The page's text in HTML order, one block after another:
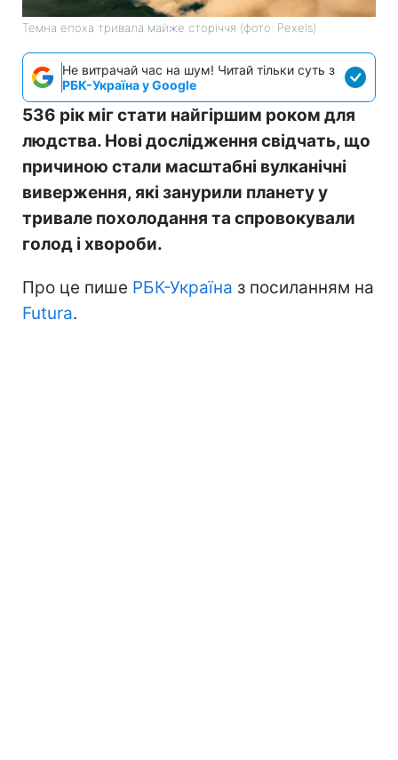
Темна епоха тривала майже сторіччя (фото: Pexels)
Не витрачай час на шум! Читай тільки суть з
РБК-Україна у Google
536 рік міг стати найгіршим роком для
людства. Нові дослідження свідчать, що
причиною стали масштабні вулканічні
виверження, які занурили планету у
тривале похолодання та спровокували
голод і хвороби.
Про це пише РБК-Україна з посиланням на
Futura.